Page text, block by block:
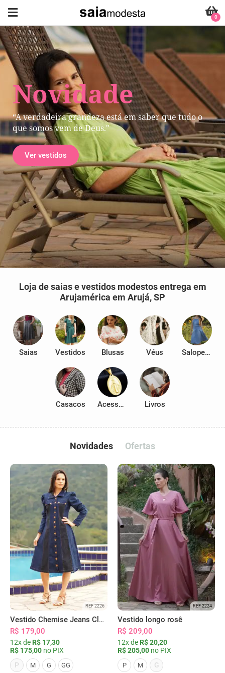
Novidade
“A verdadeira grandeza está em saber que tudo o
que somos vem de Deus."
Ver vestidos
0
Loja de saias e vestidos modestos entrega em
Arujamérica em Arujá, SP
Saias Vestidos Blusas Véus Salopetes
Casacos Acessórios Livros
Novidades Ofertas
REF 2226
Vestido Chemise Jeans Clássica Serena
R$ 179,00
12x de R$ 17,30
R$ 175,00 no PIX
P
M G GG
REF 2224
Vestido longo rosê
R$ 209,00
12x de R$ 20,20
R$ 205,00 no PIX
P M G